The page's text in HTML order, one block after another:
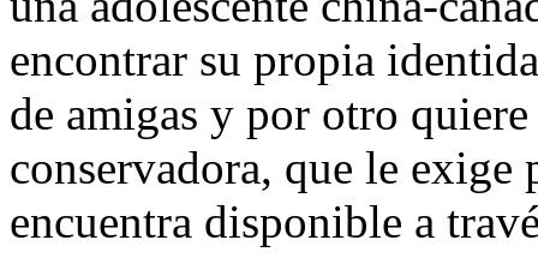
encontrar su propia
de amigas y por otro
conservadora, que le
encuentra disponible a